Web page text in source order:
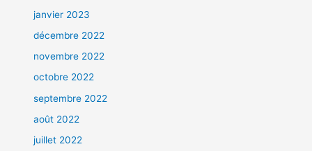
janvier 2023
décembre 2022
novembre 2022
octobre 2022
septembre 2022
août 2022
juillet 2022